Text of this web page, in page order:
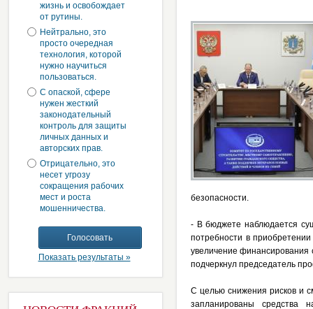
жизнь и освобождает
от рутины.
Нейтрально, это
просто очередная
технология, которой
нужно научиться
пользоваться.
С опаской, сфере
нужен жесткий
законодательный
контроль для защиты
личных данных и
авторских прав.
Отрицательно, это
несет угрозу
сокращения рабочих
мест и роста
мошенничества.
Показать результаты »
безопасности.
- В бюджете наблюдается
потребности в
увеличение
подчеркнул председатель
С целью снижения рисков и
запланированы средства